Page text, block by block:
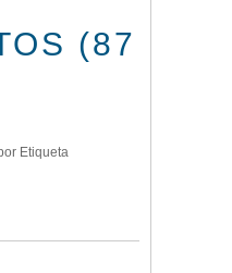
(87
Etiqueta